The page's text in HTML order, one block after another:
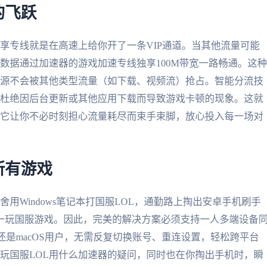
飞跃
专线就是在高速上给你开了一条VIP通道。当其他流量可能
据通过加速器的游戏加速专线独享100M带宽一路畅通。这种
不会被其他类型流量（如下载、视频流）抢占。智能分流技
绝因后台更新或其他应用下载而导致游戏卡顿的现象。这就
让你不必时刻担心流量耗尽而束手束脚，放心投入每一场对
有游戏
用Windows笔记本打国服LOL，通勤路上掏出安卓手机刷手
玩国服游戏。因此，完美的解决方案必须支持一人多端设备同
是macOS用户，无需反复切换账号、重连设置，轻松跨平台
国服LOL用什么加速器的疑问，同时也在你掏出手机时，瞬